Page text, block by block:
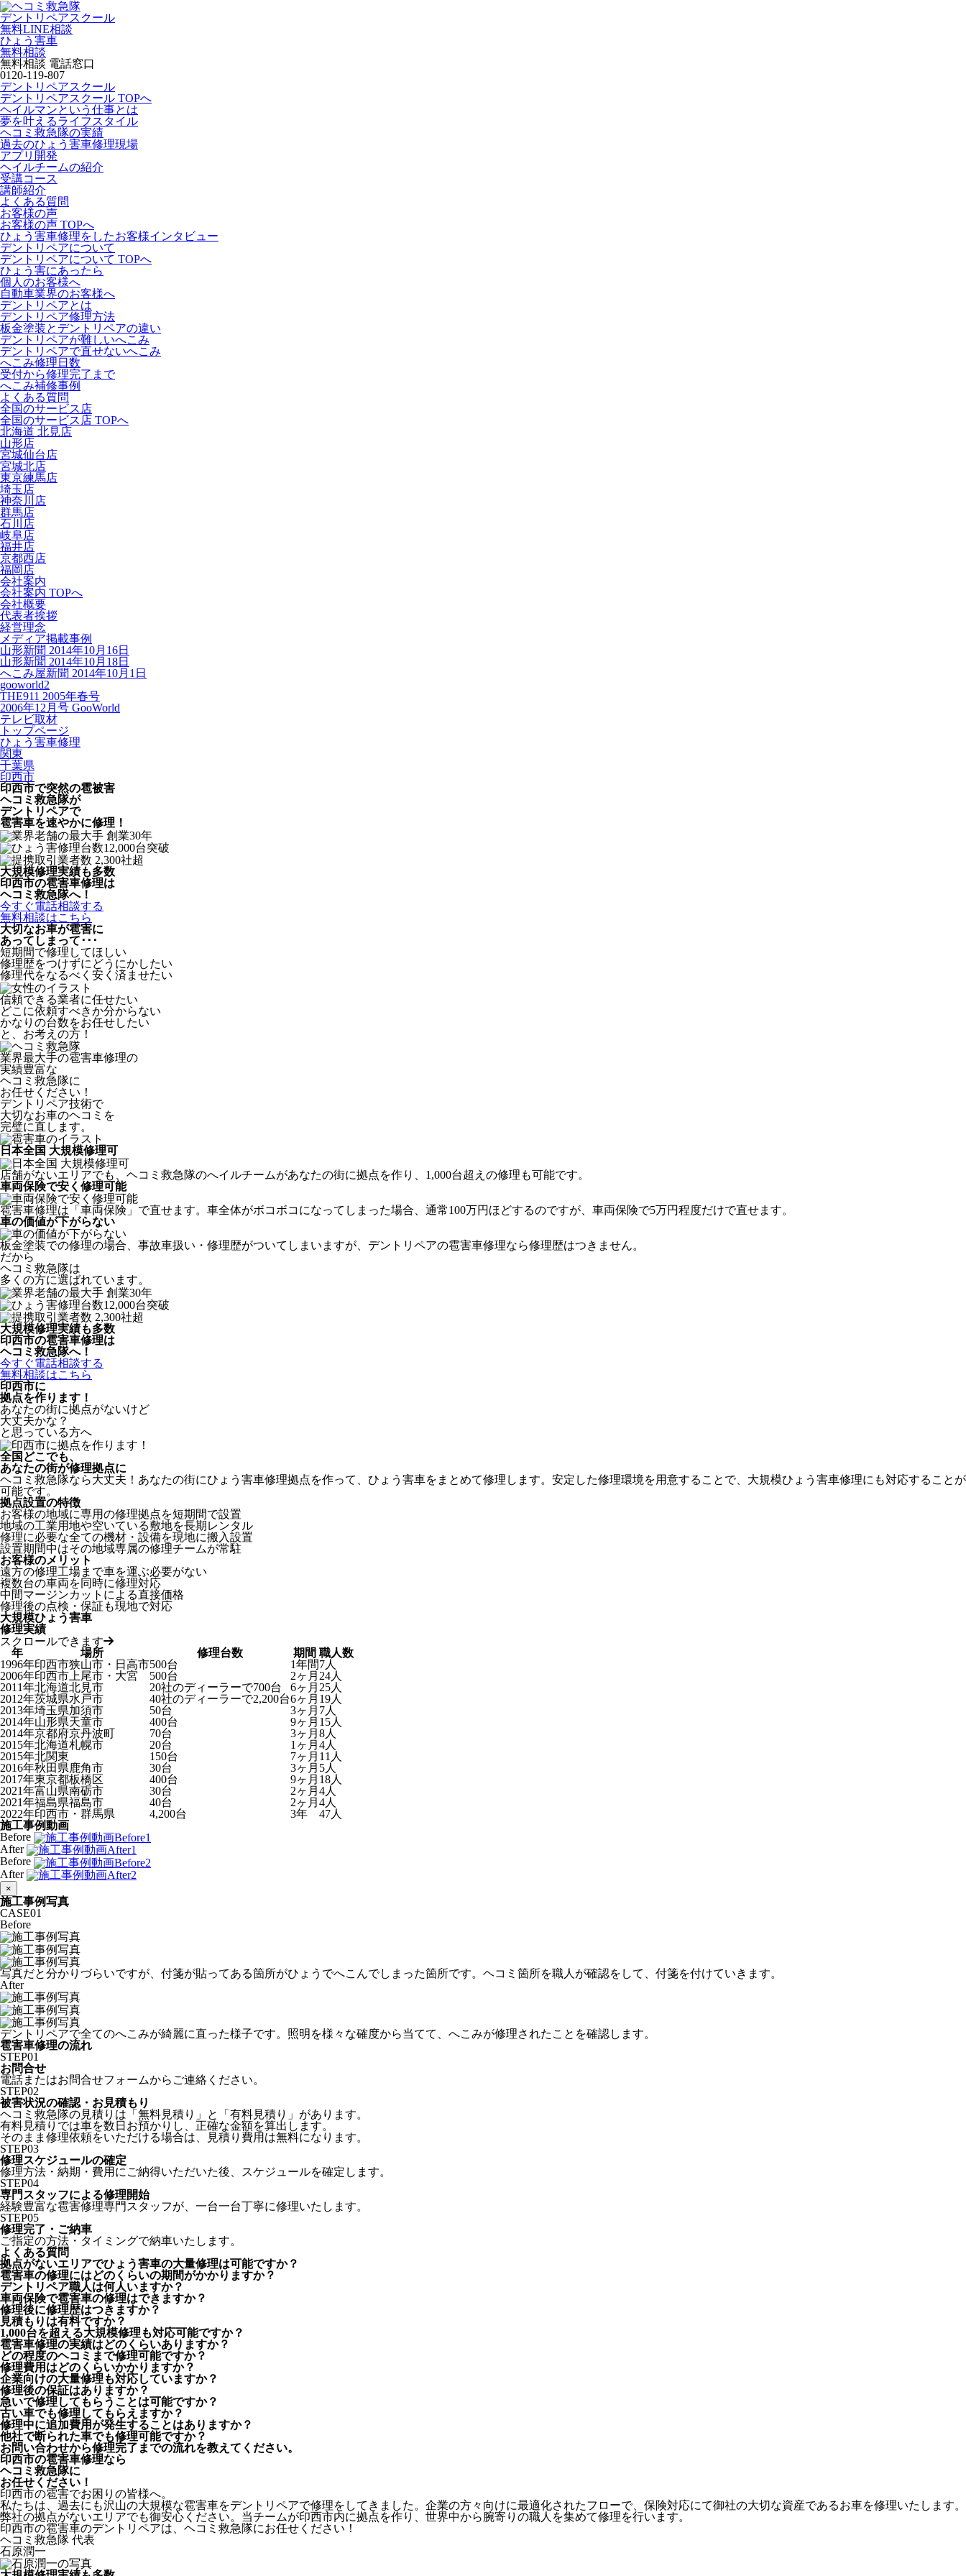
デントリペアスクール
無料LINE相談
ひょう害車
無料相談
無料相談 電話窓口
0120-119-807
デントリペアスクール
デントリペアスクール TOPへ
ヘイルマンという仕事とは
夢を叶えるライフスタイル
ヘコミ救急隊の実績
過去のひょう害車修理現場
アプリ開発
ヘイルチームの紹介
受講コース
講師紹介
よくある質問
お客様の声
お客様の声 TOPへ
ひょう害車修理をしたお客様インタビュー
デントリペアについて
デントリペアについて TOPへ
ひょう害にあったら
個人のお客様へ
自動車業界のお客様へ
デントリペアとは
デントリペア修理方法
板金塗装とデントリペアの違い
デントリペアが難しいへこみ
デントリペアで直せないへこみ
へこみ修理日数
受付から修理完了まで
へこみ補修事例
よくある質問
全国のサービス店
全国のサービス店 TOPへ
北海道 北見店
山形店
宮城仙台店
宮城北店
東京練馬店
埼玉店
神奈川店
群馬店
石川店
岐阜店
福井店
京都西店
福岡店
会社案内
会社案内 TOPへ
会社概要
代表者挨拶
経営理念
メディア掲載事例
山形新聞 2014年10月16日
山形新聞 2014年10月18日
へこみ屋新聞 2014年10月1日
gooworld2
THE911 2005年春号
2006年12月号 GooWorld
テレビ取材
トップページ
ひょう害車修理
関東
千葉県
印西市
印西市で突然の雹被害
ヘコミ救急隊が
デントリペアで
雹害車を速やかに修理！
大規模修理実績も多数
印西市の雹害車修理は
ヘコミ救急隊へ！
今すぐ電話相談する
無料相談はこちら
大切なお車が雹害に
あってしまって･･･
短期間で修理してほしい
修理歴をつけずにどうにかしたい
修理代をなるべく安く済ませたい
信頼できる業者に任せたい
どこに依頼すべきか分からない
かなりの台数をお任せしたい
と、お考えの方！
業界最大手の雹害車修理の
実績豊富な
ヘコミ救急隊に
お任せください！
デントリペア技術で
大切なお車のヘコミを
完璧に直します。
日本全国 大規模修理可
店舗がないエリアでも、ヘコミ救急隊のへイルチームがあなたの街に拠点を作り、1,000台超えの修理も可能です。
車両保険で安く修理可能
雹害車修理は「車両保険」で直せます。車全体がボコボコになってしまった場合、通常100万円ほどするのですが、車両保険で5万円程度だけで直せます。
車の価値が下がらない
板金塗装での修理の場合、事故車扱い・修理歴がついてしまいますが、デントリペアの雹害車修理なら修理歴はつきません。
だから
ヘコミ救急隊は
多くの方に選ばれています。
大規模修理実績も多数
印西市の雹害車修理は
ヘコミ救急隊へ！
今すぐ電話相談する
無料相談はこちら
印西市に
拠点を作ります！
あなたの街に拠点がないけど
大丈夫かな？
と思っている方へ
全国どこでも、
あなたの街が修理拠点に
ヘコミ救急隊なら大丈夫！あなたの街にひょう害車修理拠点を作って、ひょう害車をまとめて修理します。安定した修理環境を用意することで、大規模ひょう害車修理にも対応することが
可能です。
拠点設置の特徴
お客様の地域に専用の修理拠点を短期間で設置
地域の工業用地や空いている敷地を長期レンタル
修理に必要な全ての機材・設備を現地に搬入設置
設置期間中はその地域専属の修理チームが常駐
お客様のメリット
遠方の修理工場まで車を運ぶ必要がない
複数台の車両を同時に修理対応
中間マージンカットによる直接価格
修理後の点検・保証も現地で対応
大規模ひょう害車
修理実績
スクロールできます
年
場所 修理台数 期間 職人数
1996年印西市狭山市・日高市500台 1年間7人
2006年印西市上尾市・大宮 500台 2ヶ月 24人
2011年北海道北見市 20社のディーラーで700台 6ヶ月 25人
2012年茨城県水戸市 40社のディーラーで2,200台6ヶ月 19人
2013年埼玉県加須市 50台 3ヶ月 7人
2014年山形県天童市 400台 9ヶ月 15人
2014年京都府京丹波町 70台 3ヶ月 8人
2015年北海道札幌市 20台 1ヶ月 4人
2015年北関東 150台 7ヶ月 11人
2016年秋田県鹿角市 30台 3ヶ月 5人
2017年東京都板橋区 400台 9ヶ月 18人
2021年富山県南砺市 30台 2ヶ月 4人
2021年福島県福島市 40台 2ヶ月 4人
2022年印西市・群馬県 4,200台 3年
47人
施工事例動画
Before
After
Before
After
×
施工事例写真
CASE01
Before
写真だと分かりづらいですが、付箋が貼ってある箇所がひょうでへこんでしまった箇所です。ヘコミ箇所を職人が確認をして、付箋を付けていきます。
After
デントリペアで全てのへこみが綺麗に直った様子です。照明を様々な確度から当てて、へこみが修理されたことを確認します。
雹害車修理の流れ
STEP01
お問合せ
電話またはお問合せフォームからご連絡ください。
STEP02
被害状況の確認・お見積もり
ヘコミ救急隊の見積りは「無料見積り」と「有料見積り」があります。
有料見積りでは車を数日お預かりし、正確な金額を算出します。
そのまま修理依頼をいただける場合は、見積り費用は無料になります。
STEP03
修理スケジュールの確定
修理方法・納期・費用にご納得いただいた後、スケジュールを確定します。
STEP04
専門スタッフによる修理開始
経験豊富な雹害修理専門スタッフが、一台一台丁寧に修理いたします。
STEP05
修理完了・ご納車
ご指定の方法・タイミングで納車いたします。
よくある質問
拠点がないエリアでひょう害車の大量修理は可能ですか？
雹害車の修理にはどのくらいの期間がかかりますか？
デントリペア職人は何人いますか？
車両保険で雹害車の修理はできますか？
修理後に修理歴はつきますか？
見積もりは有料ですか？
1,000台を超える大規模修理も対応可能ですか？
雹害車修理の実績はどのくらいありますか？
どの程度のヘコミまで修理可能ですか？
修理費用はどのくらいかかりますか？
企業向けの大量修理も対応していますか？
修理後の保証はありますか？
急いで修理してもらうことは可能ですか？
古い車でも修理してもらえますか？
修理中に追加費用が発生することはありますか？
他社で断られた車でも修理可能ですか？
お問い合わせから修理完了までの流れを教えてください。
印西市の雹害車修理なら
ヘコミ救急隊に
お任せください！
印西市の雹害でお困りの皆様へ。
私たちは、過去にも沢山の大規模な雹害車をデントリペアで修理をしてきました。企業の方々向けに最適化されたフローで、保険対応にて御社の大切な資産であるお車を修理いたします。
弊社の拠点がないエリアでも御安心ください。当チームが印西市内に拠点を作り、世界中から腕寄りの職人を集めて修理を行います。
印西市の雹害車のデントリペアは、ヘコミ救急隊にお任せください！
ヘコミ救急隊 代表
石原潤一